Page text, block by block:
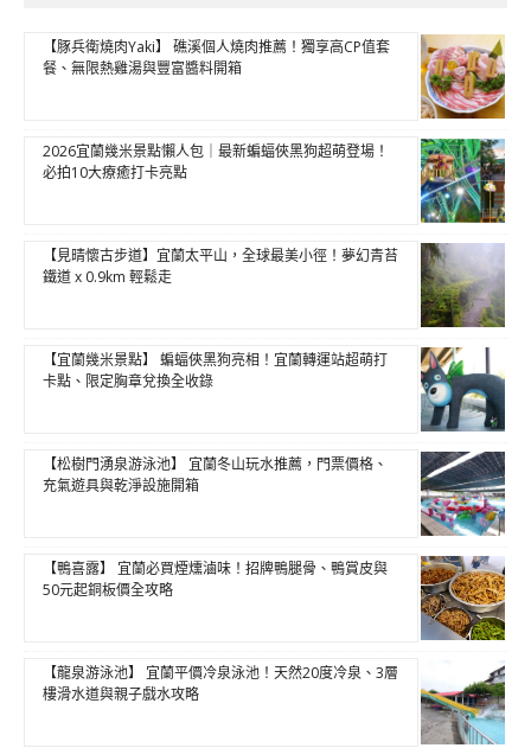
【豚兵衛燒肉Yaki】 礁溪個人燒肉推薦！獨享高CP值套
餐、無限熱雞湯與豐富醬料開箱
2026宜蘭幾米景點懶人包｜最新蝙蝠俠黑狗超萌登場！
必拍10大療癒打卡亮點
【見晴懷古步道】宜蘭太平山，全球最美小徑！夢幻青苔
鐵道 x 0.9km 輕鬆走
【宜蘭幾米景點】 蝙蝠俠黑狗亮相！宜蘭轉運站超萌打
卡點、限定胸章兌換全收錄
【松樹門湧泉游泳池】 宜蘭冬山玩水推薦，門票價格、
充氣遊具與乾淨設施開箱
【鴨喜露】 宜蘭必買煙燻滷味！招牌鴨腿骨、鴨賞皮與
50元起銅板價全攻略
【龍泉游泳池】 宜蘭平價冷泉泳池！天然20度冷泉、3層
樓滑水道與親子戲水攻略